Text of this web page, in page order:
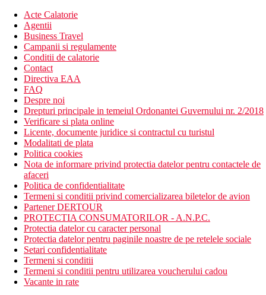
Acte Calatorie
Agentii
Business Travel
Campanii si regulamente
Conditii de calatorie
Contact
Directiva EAA
FAQ
Despre noi
Drepturi principale in temeiul Ordonantei Guvernului nr. 2/2018
Verificare si plata online
Licente, documente juridice si contractul cu turistul
Modalitati de plata
Politica cookies
Nota de informare privind protectia datelor pentru contactele de
afaceri
Politica de confidentialitate
Termeni si conditii privind comercializarea biletelor de avion
Partener DERTOUR
PROTECTIA CONSUMATORILOR - A.N.P.C.
Protectia datelor cu caracter personal
Protectia datelor pentru paginile noastre de pe retelele sociale
Setari confidentialitate
Termeni si conditii
Termeni si conditii pentru utilizarea voucherului cadou
Vacante in rate